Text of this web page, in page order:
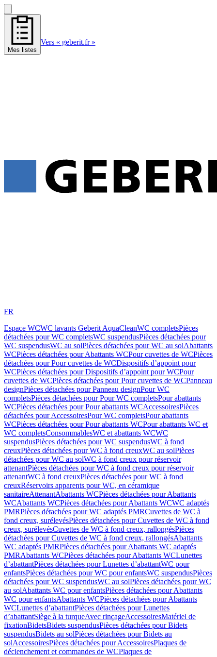
Mes listes
Vers « geberit.fr »
FR
Espace WCWC lavants Geberit AquaCleanWC completsPièces
détachées pour WC completsWC suspendusPièces détachées pour
WC suspendusWC au solPièces détachées pour WC au solAbattants
WCPièces détachées pour Abattants WCPour cuvettes de WCPièces
détachées pour Pour cuvettes de WCDispositifs d’appoint pour
WCPièces détachées pour Dispositifs d’appoint pour WCPour
cuvettes de WCPièces détachées pour Pour cuvettes de WCPanneau
designPièces détachées pour Panneau designPour WC
completsPièces détachées pour Pour WC completsPour abattants
WCPièces détachées pour Pour abattants WCAccessoiresPièces
détachées pour AccessoiresPour WC completsPour abattants
WCPièces détachées pour Pour abattants WCPour abattants WC et
WC completsConsommablesWC et abattants WCWC
suspendusPièces détachées pour WC suspendusWC à fond
creuxPièces détachées pour WC à fond creuxWC au solPièces
détachées pour WC au solWC à fond creux pour réservoir
attenantPièces détachées pour WC à fond creux pour réservoir
attenantWC à fond creuxPièces détachées pour WC à fond
creuxRéservoirs apparents pour WC, en céramique
sanitaireAttenantAbattants WCPièces détachées pour Abattants
WCAbattants WCPièces détachées pour Abattants WCWC adaptés
PMRPièces détachées pour WC adaptés PMRCuvettes de WC à
fond creux, surélevésPièces détachées pour Cuvettes de WC à fond
creux, surélevésCuvettes de WC à fond creux, rallongésPièces
détachées pour Cuvettes de WC à fond creux, rallongésAbattants
WC adaptés PMRPièces détachées pour Abattants WC adaptés
PMRAbattants WCPièces détachées pour Abattants WCLunettes
d’abattantPièces détachées pour Lunettes d’abattantWC pour
enfantsPièces détachées pour WC pour enfantsWC suspendusPièces
détachées pour WC suspendusWC au solPièces détachées pour WC
au solAbattants WC pour enfantsPièces détachées pour Abattants
WC pour enfantsAbattants WCPièces détachées pour Abattants
WCLunettes d’abattantPièces détachées pour Lunettes
d’abattantSiège à la turqueAvec rinçageAccessoiresMatériel de
fixationBidetsBidets suspendusPièces détachées pour Bidets
suspendusBidets au solPièces détachées pour Bidets au
solAccessoiresPièces détachées pour AccessoiresPlaques de
déclenchement et commandes de WCPlaques de